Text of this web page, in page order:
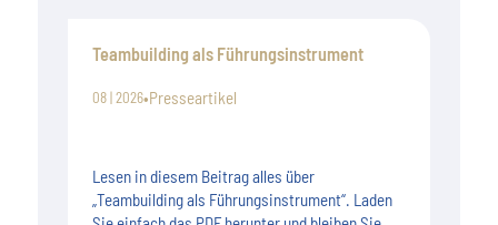
Teambuilding als Führungsinstrument
08 | 2026•Presseartikel
Lesen in diesem Beitrag alles über
„Teambuilding als Führungsinstrument“. Laden